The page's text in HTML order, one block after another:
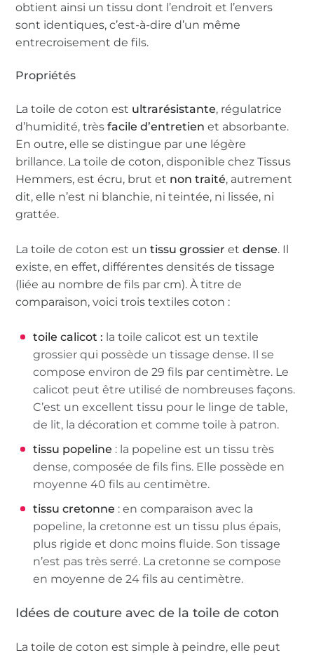
obtient ainsi un tissu dont l’endroit et l’envers
sont identiques, c’est-à-dire d’un même
entrecroisement de fils.
Propriétés
La toile de coton est ultrarésistante, régulatrice
d’humidité, trèsfacile d’entretien et absorbante.
En outre, elle se distingue par une légère
brillance. La toile de coton, disponible chez Tissus
Hemmers, est écru, brut et non traité, autrement
dit, elle n’est ni blanchie, ni teintée, ni lissée, ni
grattée.
La toile de coton est untissu grossier etdense. Il
existe, en effet, différentes densités de tissage
(liée au nombre de fils par cm). À titre de
comparaison, voici trois textiles coton :
toile calicot : la toile calicot est un textile
grossier qui possède un tissage dense. Il se
compose environ de 29 fils par centimètre. Le
calicot peut être utilisé de nombreuses façons.
C’est un excellent tissu pour le linge de table,
de lit, la décoration et comme toile à patron.
tissu popeline : la popeline est un tissu très
dense, composée de fils fins. Elle possède en
moyenne 40 fils au centimètre.
tissu cretonne : en comparaison avec la
popeline, la cretonne est un tissu plus épais,
plus rigide et donc moins fluide. Son tissage
n’est pas très serré. La cretonne se compose
en moyenne de 24 fils au centimètre.
Idées de couture avec de la toile de coton
La toile de coton est simple à peindre, elle peut